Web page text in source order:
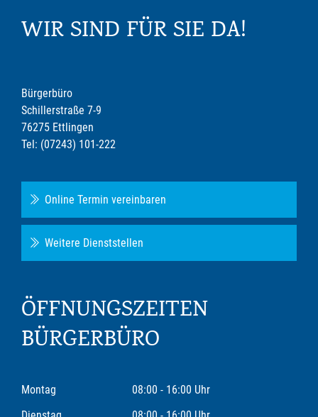
WIR SIND FÜR SIE DA!
Bürgerbüro
Schillerstraße 7-9
76275 Ettlingen
Tel: (07243) 101-222
Online Termin vereinbaren
Weitere Dienststellen
ÖFFNUNGSZEITEN
BÜRGERBÜRO
Montag
08:00 - 16:00 Uhr